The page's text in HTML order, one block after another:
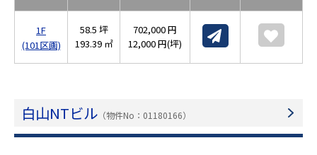
1F
(101区画)
58.5 坪
193.39 ㎡
702,000 円
12,000 円(坪)
白山NTビル （物件No：01180166）